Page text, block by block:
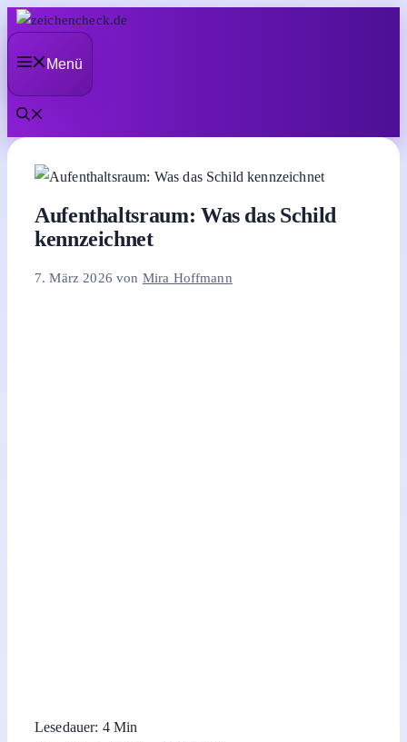
Zum
Inhalt
springenMenü
Aufenthaltsraum: Was das Schild
kennzeichnet
7. März 2026 von Mira Hoffmann
Lesedauer: 4 Min